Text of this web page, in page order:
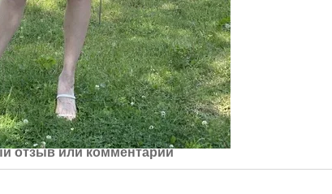
отзыв или комментарий